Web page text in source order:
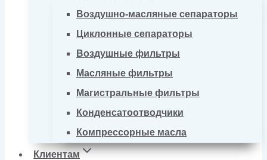
Воздушно-масляные сепараторы
Циклонные сепараторы
Воздушные фильтры
Масляные фильтры
Магистральные фильтры
Конденсатоотводчики
Компрессорные масла
Клиентам